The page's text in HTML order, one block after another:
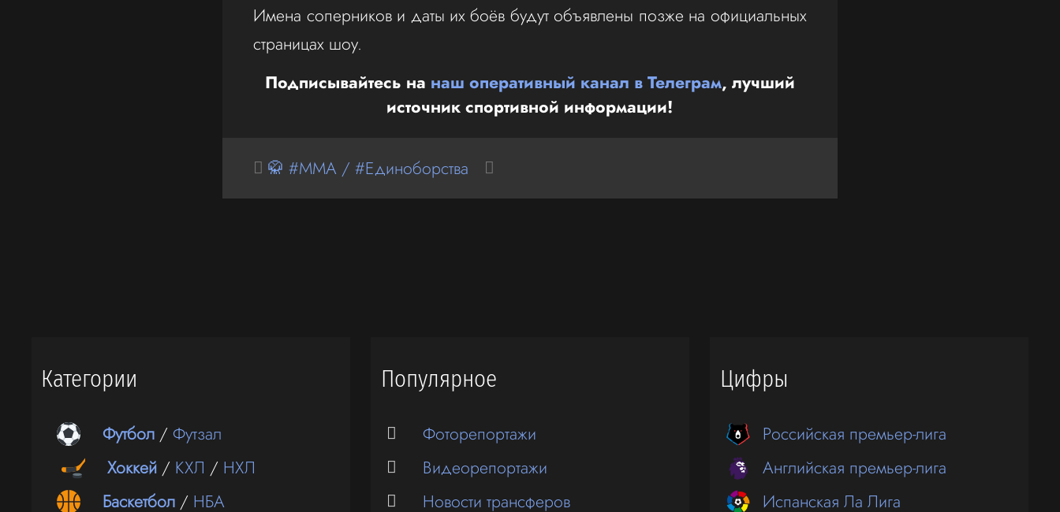
Имена соперников и даты их боёв будут объявлены позже на официальных
страницах шоу.
Подписывайтесь на наш оперативный канал в Телеграм, лучший
источник спортивной информации!
🥋 #MMA / #Единоборства
Категории
Футбол /Футзал
Хоккей / КХЛ / НХЛ
Баскетбол / НБА
Популярное
Фоторепортажи
Видеорепортажи
Новости трансферов
Цифры
Российская премьер-лига
Английская премьер-лига
Испанская Ла Лига